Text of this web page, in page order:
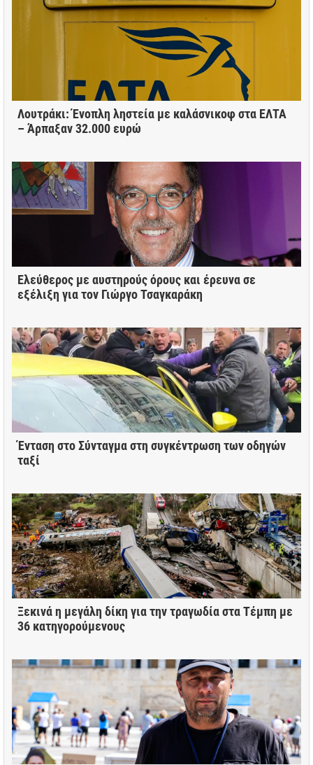
Λουτράκι: Ένοπλη ληστεία με καλάσνικοφ στα ΕΛΤΑ
– Άρπαξαν 32.000 ευρώ
Ελεύθερος με αυστηρούς όρους και έρευνα σε
εξέλιξη για τον Γιώργο Τσαγκαράκη
Ένταση στο Σύνταγμα στη συγκέντρωση των οδηγών
ταξί
Ξεκινά η μεγάλη δίκη για την τραγωδία στα Τέμπη με
36 κατηγορούμενους